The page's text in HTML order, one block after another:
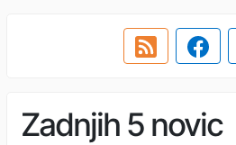
Zadnjih 5 novic